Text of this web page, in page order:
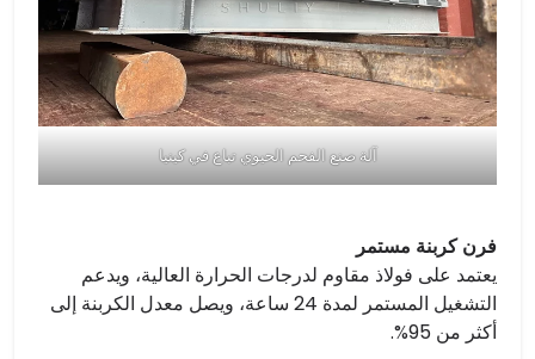
آلة صنع الفحم الحيوي تباع في كينيا
فرن كربنة مستمر
يعتمد على فولاذ مقاوم لدرجات الحرارة العالية، ويدعم
التشغيل المستمر لمدة 24 ساعة، ويصل معدل الكربنة إلى
أكثر من 95%.